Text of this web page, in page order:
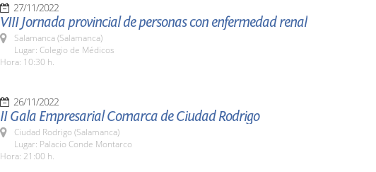
27/11/2022
VIII Jornada provincial de personas con enfermedad renal
Salamanca (Salamanca)
Lugar: Colegio de Médicos
Hora: 10:30 h.
26/11/2022
II Gala Empresarial Comarca de Ciudad Rodrigo
Ciudad Rodrigo (Salamanca)
Lugar: Palacio Conde Montarco
Hora: 21:00 h.